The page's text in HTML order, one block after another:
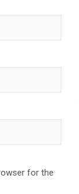
for the